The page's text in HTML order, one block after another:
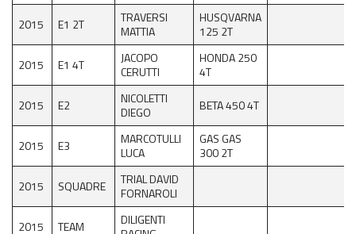
2015
E1 2T
TRAVERSI
MATTIA
HUSQVARNA
125 2T
2015
E1 4T
JACOPO
CERUTTI
HONDA 250
4T
2015
E2
NICOLETTI
DIEGO
BETA 450 4T
2015 E3
MARCOTULLI
LUCA
GAS GAS
300 2T
2015
SQUADRE
TRIAL DAVID
FORNAROLI
2015
TEAM
DILIGENTI